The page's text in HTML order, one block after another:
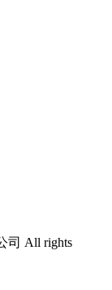
司 All rights